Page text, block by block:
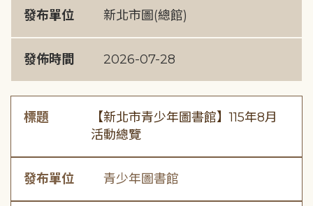
發布單位 新北市圖(總館)
發佈時間 2026-07-28
標題
【新北市青少年圖書館】115年8月
活動總覽
發布單位 青少年圖書館